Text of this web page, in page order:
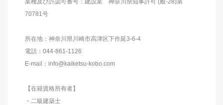
70781号
所在地：神奈川県川崎市高津区下作延3-6-4
電話：044-861-1126
E-mail：info@kaiketsu-kobo.com
【在籍資格所有者】
・二級建築士